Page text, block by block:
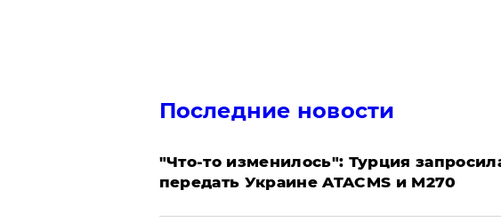
Последние новости
​"Что-то изменилось": Турция
передать Украине ATACMS и M270